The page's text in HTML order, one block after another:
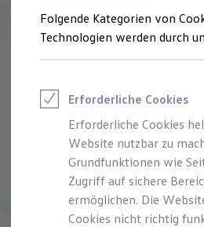
Saisonangebote
Reifenpakete
Leasing
Leasing-Angebote
Elektroauto Leasing
Kleinwagen-Leasing
Leasing ohne
Finanzierung
Autokredit mit
Versicherungen und
Kfz-Versicherung
Garantien
Folgende Kategorien von
Technologien werden durch
Erforderliche Cookies
Erforderliche Cookies
Website nutzbar zu
Grundfunktionen wie
Zugriff auf sichere
ermöglichen. Die
Cookies nicht richtig